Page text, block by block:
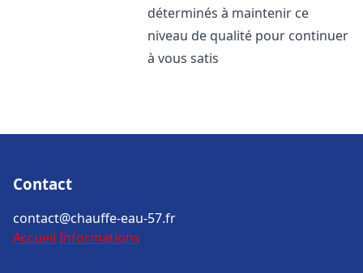
déterminés à maintenir ce
niveau de qualité pour continuer
à vous satis
Contact
contact@chauffe-eau-57.fr
Accueil Informations